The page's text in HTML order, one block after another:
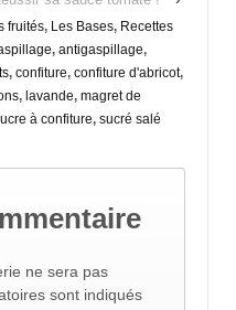
fruités, Les Bases, Recettes
, antigaspillage,
, confiture, confiture d'abricot,
, lavande, magret de
à confiture, sucré salé
ne sera pas
sont indiqués